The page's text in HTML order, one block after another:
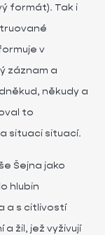
formát). Tak i
v
záznam a
někudy a
to
situaci situací.
Šejna jako
hlubin
a s citlivostí
žil, jež vyživují